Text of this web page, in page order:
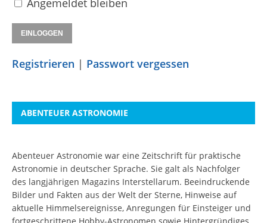
Angemeldet bleiben
Registrieren | Passwort vergessen
ABENTEUER ASTRONOMIE
Abenteuer Astronomie war eine Zeitschrift für praktische
Astronomie in deutscher Sprache. Sie galt als Nachfolger
des langjährigen Magazins Interstellarum. Beeindruckende
Bilder und Fakten aus der Welt der Sterne, Hinweise auf
aktuelle Himmelsereignisse, Anregungen für Einsteiger und